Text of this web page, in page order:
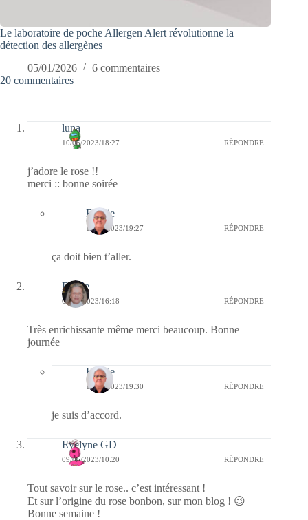
Le laboratoire de poche Allergen Alert révolutionne la
détection des allergènes
05/01/2026
6 commentaires
20 commentaires
luna
10/05/2023/18:27 RÉPONDRE
j’adore le rose !!
merci :: bonne soirée
Bernie
10/05/2023/19:27 RÉPONDRE
ça doit bien t’aller.
Renée
09/05/2023/16:18 RÉPONDRE
Très enrichissante même merci beaucoup. Bonne
journée
Bernie
10/05/2023/19:30 RÉPONDRE
je suis d’accord.
Evelyne GD
09/05/2023/10:20 RÉPONDRE
Tout savoir sur le rose.. c’est intéressant !
Et sur l’origine du rose bonbon, sur mon blog ! 😉
Bonne semaine !